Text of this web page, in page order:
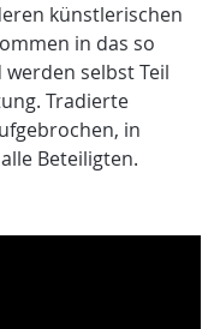
künstlerischen
in das so
selbst Teil
Tradierte
in
Beteiligten.